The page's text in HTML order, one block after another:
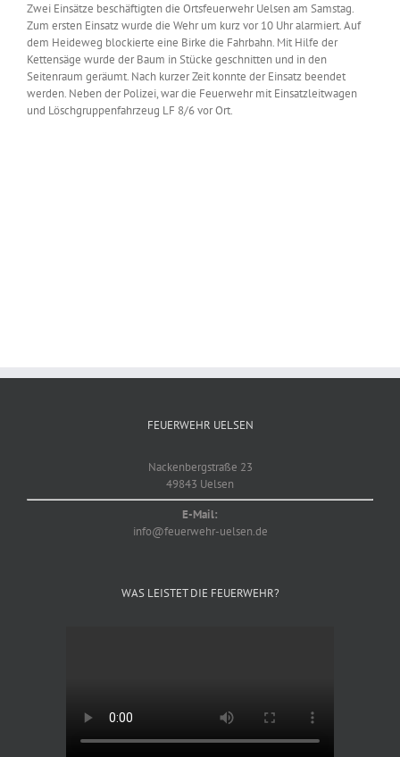
Zwei Einsätze beschäftigten die Ortsfeuerwehr Uelsen am Samstag.
Zum ersten Einsatz wurde die Wehr um kurz vor 10 Uhr alarmiert. Auf
dem Heideweg blockierte eine Birke die Fahrbahn. Mit Hilfe der
Kettensäge wurde der Baum in Stücke geschnitten und in den
Seitenraum geräumt. Nach kurzer Zeit konnte der Einsatz beendet
werden. Neben der Polizei, war die Feuerwehr mit Einsatzleitwagen
und Löschgruppenfahrzeug LF 8/6 vor Ort.
FEUERWEHR UELSEN
Nackenbergstraße 23
49843 Uelsen
E-Mail:
info@feuerwehr-uelsen.de
WAS LEISTET DIE FEUERWEHR?